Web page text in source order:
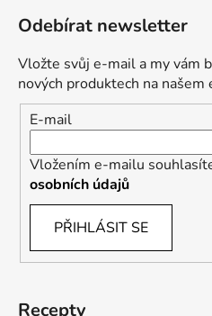
Odebírat newsletter
Vložte svůj e-mail a my vám
nových produktech na našem
E-mail
Vložením e-mailu
osobních údajů
PŘIHLÁSIT SE
Recepty